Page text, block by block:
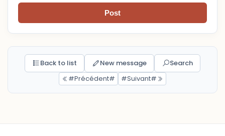
Post
Back to list New message
Search
#Précédent#
#Suivant#